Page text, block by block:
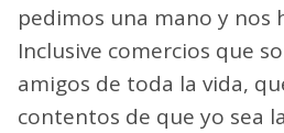
pedimos una mano y nos
Inclusive comercios que
amigos de toda la vida,
contentos de que yo sea